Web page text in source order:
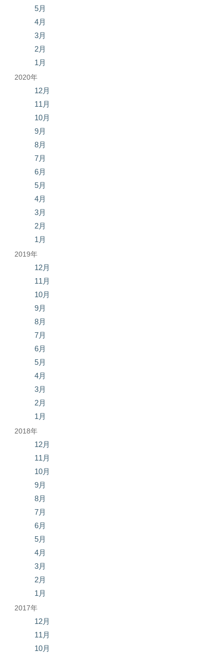
5月
4月
3月
2月
1月
2020年
12月
11月
10月
9月
8月
7月
6月
5月
4月
3月
2月
1月
2019年
12月
11月
10月
9月
8月
7月
6月
5月
4月
3月
2月
1月
2018年
12月
11月
10月
9月
8月
7月
6月
5月
4月
3月
2月
1月
2017年
12月
11月
10月